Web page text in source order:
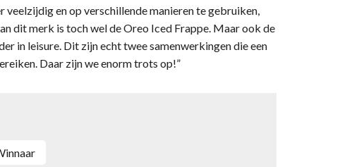
veelzijdig en op verschillende manieren te gebruiken,
dit merk is toch wel de Oreo Iced Frappe. Maar ook de
in leisure. Dit zijn echt twee samenwerkingen die een
Daar zijn we enorm trots op!”
Winnaar